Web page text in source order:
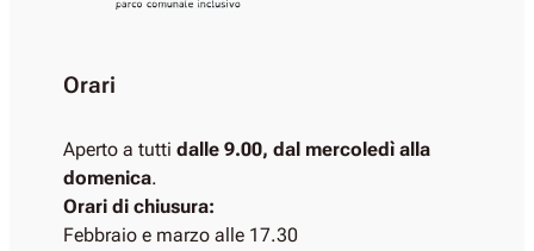
Orari
Aperto a tutti dalle 9.00, dal mercoledì alla
domenica.
Orari di chiusura:
Febbraio e marzo alle 17.30